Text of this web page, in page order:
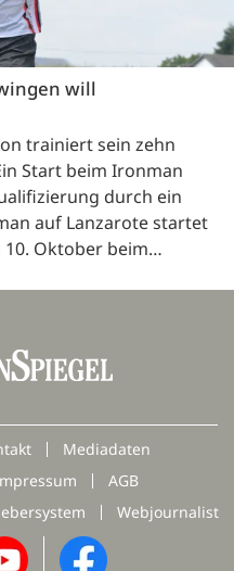
will
trainiert sein zehn
Start beim Ironman
durch ein
auf Lanzarote startet
10. Oktober beim…
Mediadaten
AGB
Webjournalist